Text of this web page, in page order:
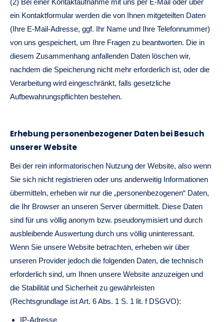
(2) Bei einer Kontaktaufnahme mit uns per E-Mail oder über
ein Kontaktformular werden die von Ihnen mitgeteilten Daten
(Ihre E-Mail-Adresse, ggf. Ihr Name und Ihre Telefonnummer)
von uns gespeichert, um Ihre Fragen zu beantworten. Die in
diesem Zusammenhang anfallenden Daten löschen wir,
nachdem die Speicherung nicht mehr erforderlich ist, oder die
Verarbeitung wird eingeschränkt, falls gesetzliche
Aufbewahrungspflichten bestehen.
Erhebung personenbezogener Daten bei Besuch
unserer Website
Bei der rein informatorischen Nutzung der Website, also wenn
Sie sich nicht registrieren oder uns anderweitig Informationen
übermitteln, erheben wir nur die „personenbezogenen“ Daten,
die Ihr Browser an unseren Server übermittelt. Diese Daten
sind für uns völlig anonym bzw. pseudonymisiert und durch
ausbleibende Auswertung durch uns völlig uninteressant.
Wenn Sie unsere Website betrachten, erheben wir über
unseren Provider jedoch die folgenden Daten, die technisch
erforderlich sind, um Ihnen unsere Website anzuzeigen und
die Stabilität und Sicherheit zu gewährleisten
(Rechtsgrundlage ist Art. 6 Abs. 1 S. 1 lit. f DSGVO):
IP-Adresse